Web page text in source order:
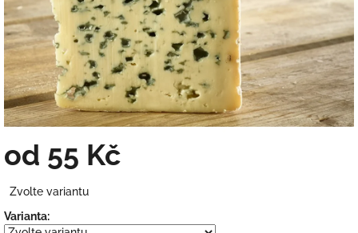
od 55 Kč
cena:
Zvolte variantu
Varianta: